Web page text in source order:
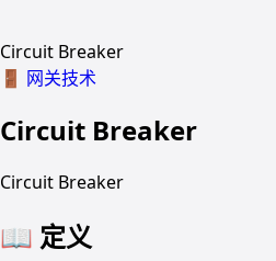
Circuit Breaker
🚪 网关技术
Circuit Breaker
Circuit Breaker
📖 定义